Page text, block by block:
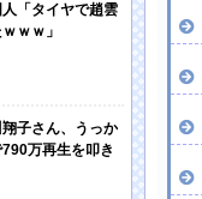
人「タイヤで趙雲
ｗｗ」
翔子さん、うっか
万再生を叩き